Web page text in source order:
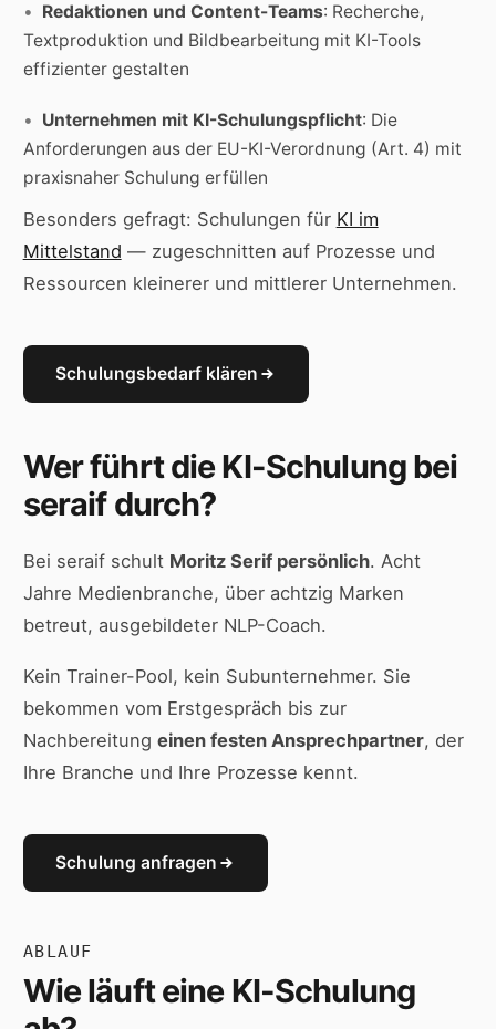
Redaktionen und Content-Teams: Recherche,
Textproduktion und Bildbearbeitung mit KI-Tools
effizienter gestalten
Unternehmen mit KI-Schulungspflicht: Die
Anforderungen aus der EU-KI-Verordnung (Art. 4) mit
praxisnaher Schulung erfüllen
Besonders gefragt: Schulungen für KI im
Mittelstand — zugeschnitten auf Prozesse und
Ressourcen kleinerer und mittlerer Unternehmen.
Schulungsbedarf klären
Wer führt die KI-Schulung bei
seraif durch?
Bei seraif schult Moritz Serif persönlich. Acht
Jahre Medienbranche, über achtzig Marken
betreut, ausgebildeter NLP-Coach.
Kein Trainer-Pool, kein Subunternehmer. Sie
bekommen vom Erstgespräch bis zur
Nachbereitung einen festen Ansprechpartner, der
Ihre Branche und Ihre Prozesse kennt.
Schulung anfragen
ABLAUF
Wie läuft eine KI-Schulung